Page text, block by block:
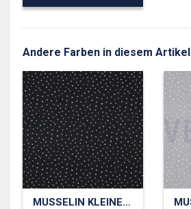
Andere Farben in diesem Artikel
MUSSELIN KLEINE PUNKTE